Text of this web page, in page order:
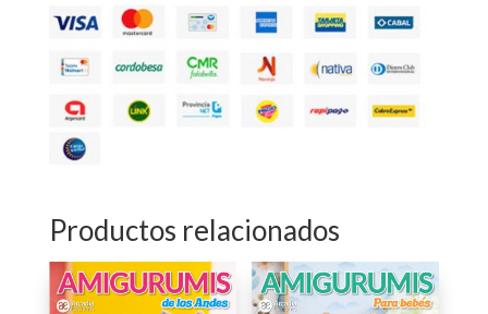
Productos relacionados